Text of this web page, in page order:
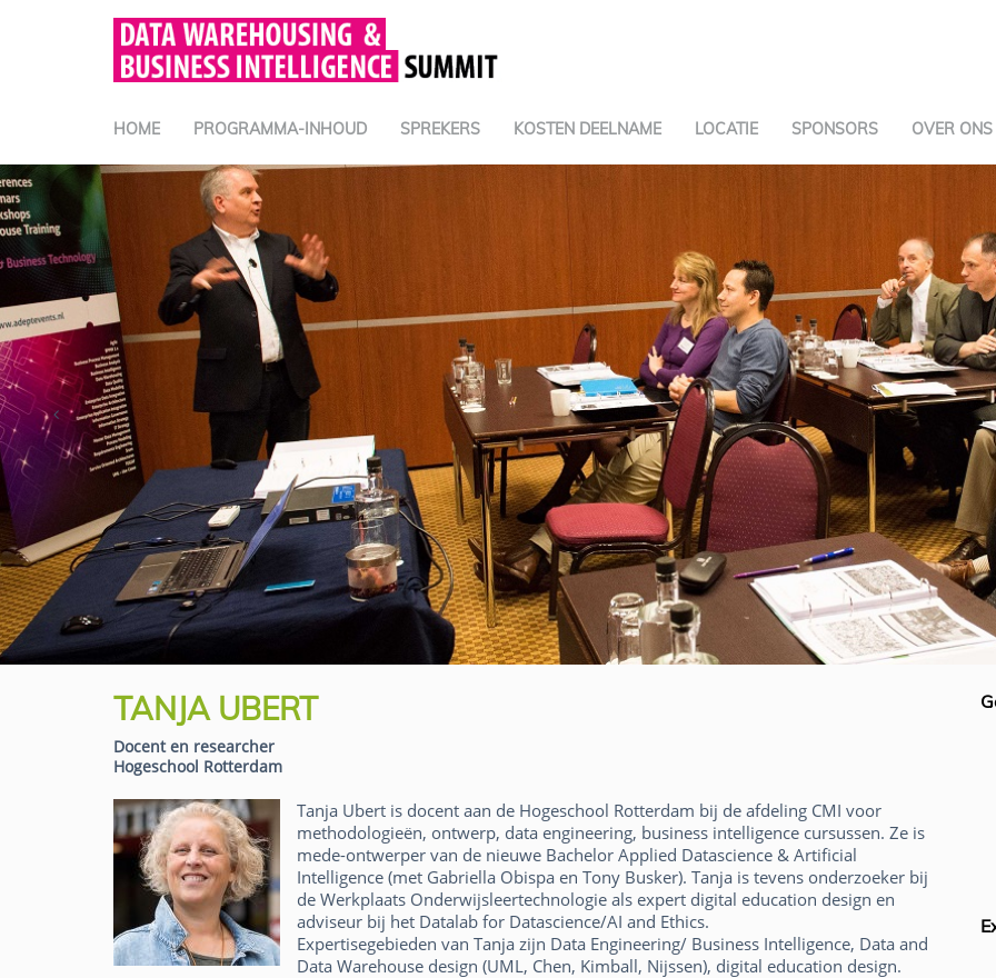
HOME PROGRAMMA-INHOUD SPREKERS KOSTEN DEELNAME LOCATIE SPONSORS OVER ONS
TANJA UBERT
Docent en researcher
Hogeschool Rotterdam
Tanja Ubert is docent aan de Hogeschool Rotterdam bij de afdeling CMI voor
methodologieën, ontwerp, data engineering, business intelligence cursussen. Ze is
mede-ontwerper van de nieuwe Bachelor Applied Datascience & Artificial
Intelligence (met Gabriella Obispa en Tony Busker). Tanja is tevens onderzoeker bij
de Werkplaats Onderwijsleertechnologie als expert digital education design en
adviseur bij het Datalab for Datascience/AI and Ethics.
Expertisegebieden van Tanja zijn Data Engineering/ Business Intelligence, Data and
Data Warehouse design (UML, Chen, Kimball, Nijssen), digital education design.